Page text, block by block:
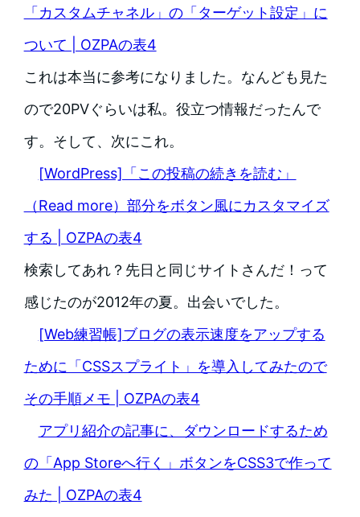
「カスタムチャネル」の「ターゲット設定」に
ついて | OZPAの表4
これは本当に参考になりました。なんども見た
ので20PVぐらいは私。役立つ情報だったんで
す。そして、次にこれ。
[WordPress]「この投稿の続きを読む」
（Read more）部分をボタン風にカスタマイズ
する | OZPAの表4
検索してあれ？先日と同じサイトさんだ！って
感じたのが2012年の夏。出会いでした。
[Web練習帳]ブログの表示速度をアップする
ために「CSSスプライト」を導入してみたので
その手順メモ | OZPAの表4
アプリ紹介の記事に、ダウンロードするため
の「App Storeへ行く」ボタンをCSS3で作って
みた | OZPAの表4